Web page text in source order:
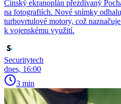
Čínský ekranoplán přezdívaný
na fotografiích. Nové snímky
turbovrtulové motory, což
k vojenskému využití.
Securitytech
dnes, 16:00
3 min